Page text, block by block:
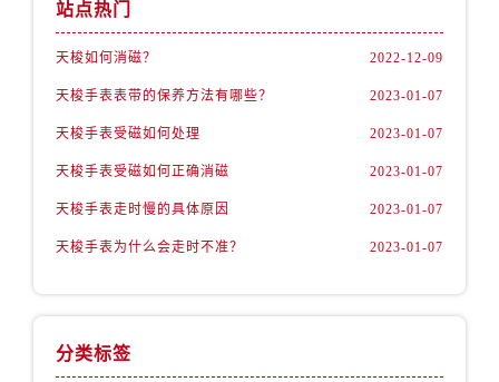
站点热门
天梭如何消磁？ 2022-12-09
天梭手表表带的保养方法有哪些？ 2023-01-07
天梭手表受磁如何处理 2023-01-07
天梭手表受磁如何正确消磁 2023-01-07
天梭手表走时慢的具体原因 2023-01-07
天梭手表为什么会走时不准？ 2023-01-07
分类标签